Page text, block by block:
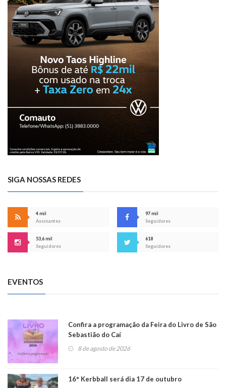
SIGA NOSSAS REDES
4 mil
Assinantes
97 mil
Seguidores
53,6 mil
Seguidores
618
Seguidores
EVENTOS
Confira a programação da Feira do Livro de São
Sebastião do Caí
8 de agosto de 2026
16° Kerbball será dia 17 de outubro